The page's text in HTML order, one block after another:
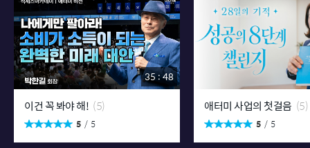
35 : 48
이건 꼭 봐야 해! (5)
5 5
애터미 사업의 첫걸음 (5)
5 5